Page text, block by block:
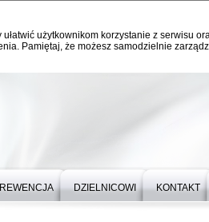
użytkownikom korzystanie z serwisu
Pamiętaj, że możesz samodzielnie
DZIELNICOWI KONTAKT